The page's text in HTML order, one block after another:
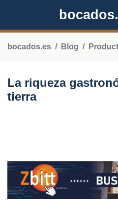
bocados.es Blog
La riqueza
tierra